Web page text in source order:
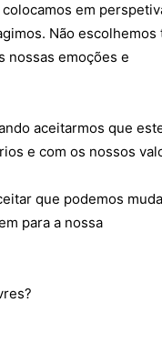
em
Não escolhemos
nossas emoções e
aceitarmos que
e com os nossos
que podemos
para a nossa